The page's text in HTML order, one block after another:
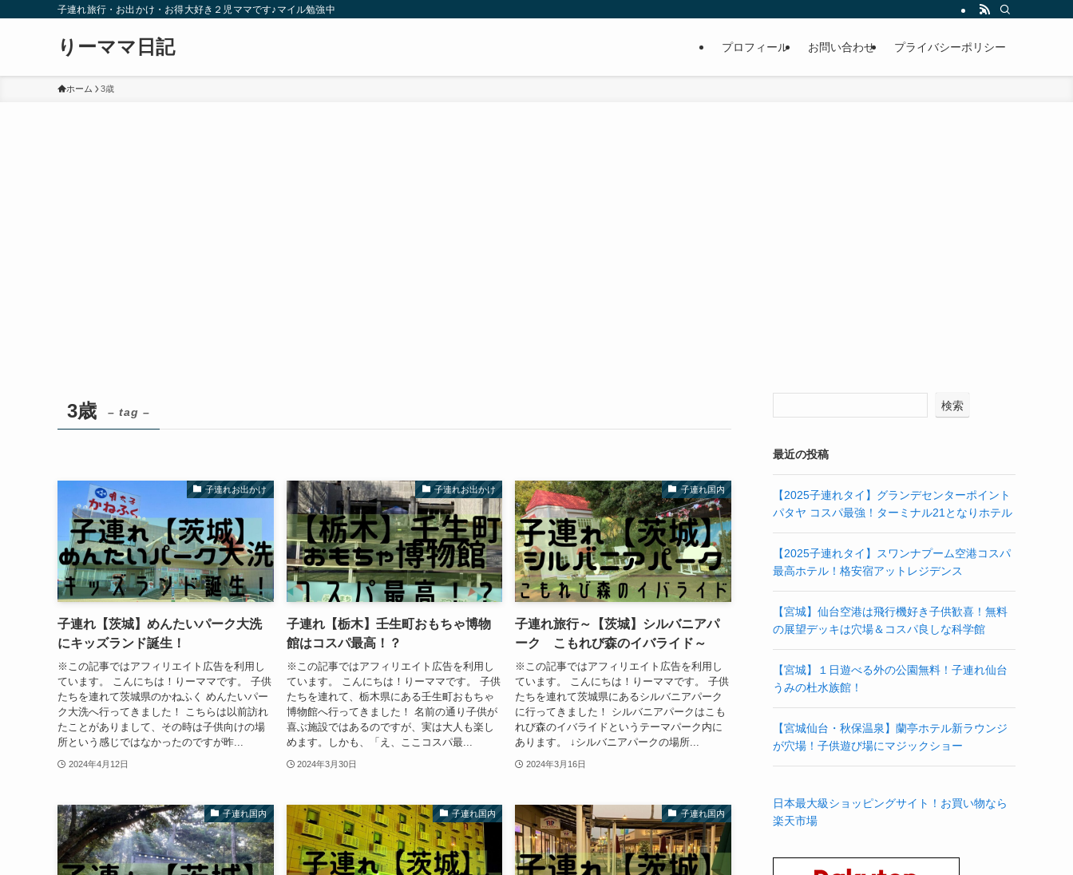
子連れ旅行・お出かけ・お得大好き２児ママです♪マイル勉強中
りーママ日記 プロフィール お問い合わせ プライバシーポリシー
ホーム 3歳
3歳 – tag –
子連れお出かけ
子連れ【茨城】めんたいパーク大洗
にキッズランド誕生！
※この記事ではアフィリエイト広告を利用し
ています。 こんにちは！りーママです。 子供
たちを連れて茨城県のかねふく めんたいパー
ク大洗へ行ってきました！ こちらは以前訪れ
たことがありまして、その時は子供向けの場
所という感じではなかったのですが昨...
2024年4月12日
子連れお出かけ
子連れ【栃木】壬生町おもちゃ博物
館はコスパ最高！？
※この記事ではアフィリエイト広告を利用し
ています。 こんにちは！りーママです。 子供
たちを連れて、栃木県にある壬生町おもちゃ
博物館へ行ってきました！ 名前の通り子供が
喜ぶ施設ではあるのですが、実は大人も楽し
めます。しかも、「え、ここコスパ最...
2024年3月30日
子連れ国内
子連れ旅行～【茨城】シルバニアパ
ーク こもれび森のイバライド～
※この記事ではアフィリエイト広告を利用し
ています。 こんにちは！りーママです。 子供
たちを連れて茨城県にあるシルバニアパーク
に行ってきました！ シルバニアパークはこも
れび森のイバライドというテーマパーク内に
あります。 ↓シルバニアパークの場所...
2024年3月16日
子連れ国内 子連れ国内 子連れ国内
検索
最近の投稿
【2025子連れタイ】グランデセンターポイント
パタヤ コスパ最強！ターミナル21となりホテル
【2025子連れタイ】スワンナプーム空港コスパ
最高ホテル！格安宿アットレジデンス
【宮城】仙台空港は飛行機好き子供歓喜！無料
の展望デッキは穴場＆コスパ良しな科学館
【宮城】１日遊べる外の公園無料！子連れ仙台
うみの杜水族館！
【宮城仙台・秋保温泉】蘭亭ホテル新ラウンジ
が穴場！子供遊び場にマジックショー
日本最大級ショッピングサイト！お買い物なら
楽天市場